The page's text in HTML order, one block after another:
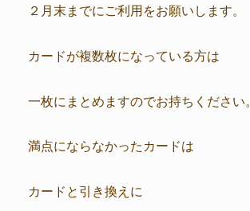
２月末までにご利用をお願いします。
カードが複数枚になっている方は
一枚にまとめますのでお持ちください。
満点にならなかったカードは
カードと引き換えに